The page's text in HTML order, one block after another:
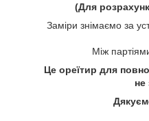
(Для
Заміри знімаємо за
Між
Це ореїтир для
не